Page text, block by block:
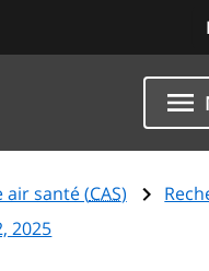
air santé (CAS)
2025